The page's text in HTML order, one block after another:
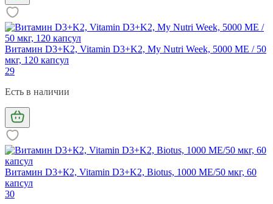
Витамин D3+K2, Vitamin D3+K2, My Nutri Week, 5000 МЕ / 50
мкг, 120 капсул
29
Есть в наличии
Витамин D3+К2, Vitamin D3+K2, Biotus, 1000 МЕ/50 мкг, 60
капсул
30